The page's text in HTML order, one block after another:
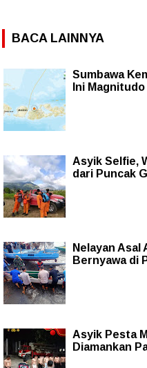
BACA LAINNYA
Sumbawa
Ini Magnitudo
Asyik Selfie,
dari Puncak
Nelayan Asal
Bernyawa di
Asyik Pesta
Diamankan